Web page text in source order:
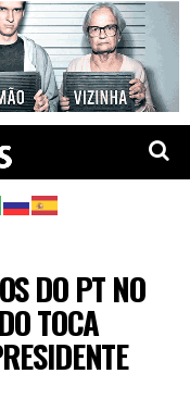
DO PT NO
TOCA